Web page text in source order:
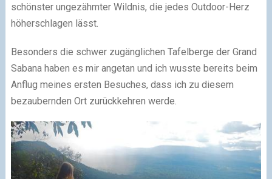
schönster ungezähmter Wildnis, die jedes Outdoor-Herz
höherschlagen lässt.
Besonders die schwer zugänglichen Tafelberge der Grand
Sabana haben es mir angetan und ich wusste bereits beim
Anflug meines ersten Besuches, dass ich zu diesem
bezaubernden Ort zurückkehren werde.